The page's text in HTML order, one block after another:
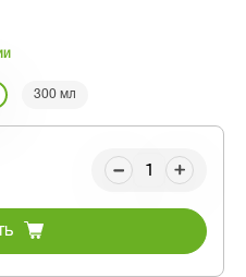
300 мл